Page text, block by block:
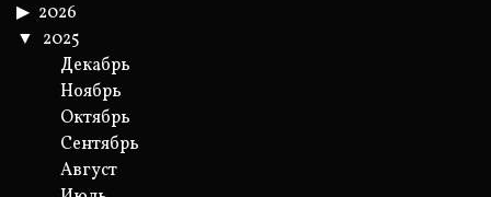
2026
2025
Декабрь
Ноябрь
Октябрь
Сентябрь
Август